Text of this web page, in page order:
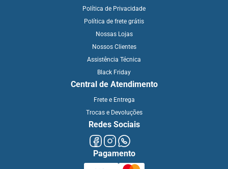
Política de Privacidade
Política de frete grátis
Nossas Lojas
Nossos Clientes
Assistência Técnica
Black Friday
Central de Atendimento
Frete e Entrega
Trocas e Devoluções
Redes Sociais
Pagamento